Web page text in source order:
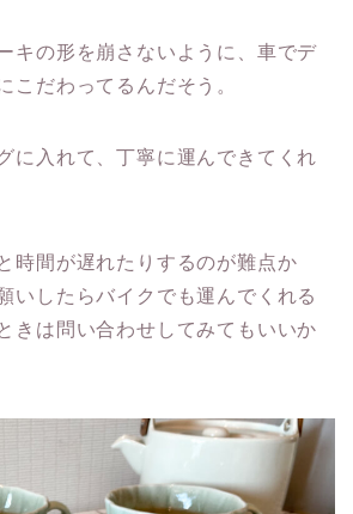
キの形を崩さないように、車でデ
こだわってるんだそう。
に入れて、丁寧に運んできてくれ
時間が遅れたりするのが難点か
いしたらバイクでも運んでくれる
きは問い合わせしてみてもいいか